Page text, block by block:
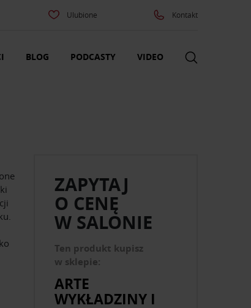
Ulubione Kontakt
BLOG PODCASTY VIDEO
ZAPYTAJ
O CENĘ
W SALONIE
Ten produkt kupisz
w sklepie:
ARTE
WYKŁADZINY I